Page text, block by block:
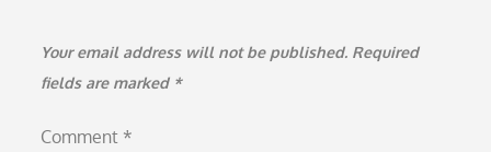
Your email address will not be published. Required
fields are marked *
Comment *